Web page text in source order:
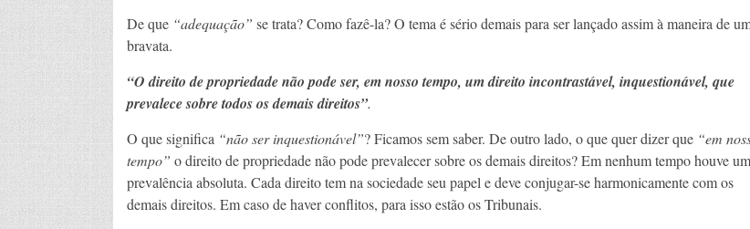
De que “adequação” se trata? Como fazê-la? O tema é sério demais para ser lançado assim à maneira de
bravata.
“O direito de propriedade não pode ser, em nosso tempo, um direito incontrastável, inquestionável, que
prevalece sobre todos os demais direitos”.
O que significa “não ser inquestionável”? Ficamos sem saber. De outro lado, o que quer dizer que “em
tempo” o direito de propriedade não pode prevalecer sobre os demais direitos? Em nenhum tempo houve
prevalência absoluta. Cada direito tem na sociedade seu papel e deve conjugar-se harmonicamente com os
demais direitos. Em caso de haver conflitos, para isso estão os Tribunais.